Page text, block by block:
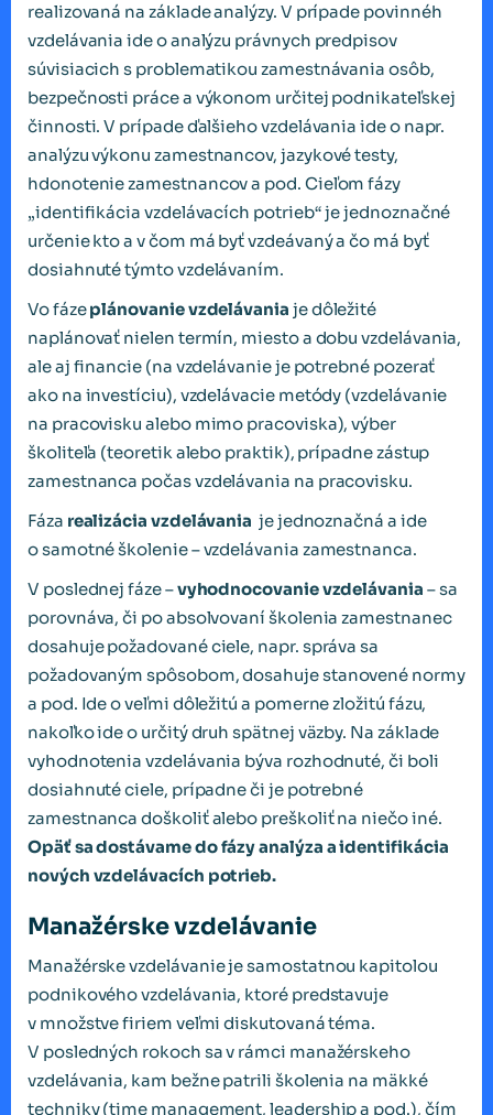
realizovaná na základe analýzy. V prípade povinnéh
vzdelávania ide o analýzu právnych predpisov
súvisiacich s problematikou zamestnávania osôb,
bezpečnosti práce a výkonom určitej podnikateľskej
činnosti. V prípade ďalšieho vzdelávania ide o napr.
analýzu výkonu zamestnancov, jazykové testy,
hdonotenie zamestnancov a pod. Cieľom fázy
„identifikácia vzdelávacích potrieb“ je jednoznačné
určenie kto a v čom má byť vzdeávaný a čo má byť
dosiahnuté týmto vzdelávaním.
Vo fázeplánovanie vzdelávania je dôležité
naplánovať nielen termín, miesto a dobu vzdelávania,
ale aj financie (na vzdelávanie je potrebné pozerať
ako na investíciu), vzdelávacie metódy (vzdelávanie
na pracovisku alebo mimo pracoviska), výber
školiteľa (teoretik alebo praktik), prípadne zástup
zamestnanca počas vzdelávania na pracovisku.
Fáza realizácia vzdelávania je jednoznačná a ide
o samotné školenie – vzdelávania zamestnanca.
V poslednej fáze –vyhodnocovanie vzdelávania – sa
porovnáva, či po absolvovaní školenia zamestnanec
dosahuje požadované ciele, napr. správa sa
požadovaným spôsobom, dosahuje stanovené normy
a pod. Ide o veľmi dôležitú a pomerne zložitú fázu,
nakoľko ide o určitý druh spätnej väzby. Na základe
vyhodnotenia vzdelávania býva rozhodnuté, či boli
dosiahnuté ciele, prípadne či je potrebné
zamestnanca doškoliť alebo preškoliť na niečo iné.
Opäť sa dostávame do fázy analýza a identifikácia
nových vzdelávacích potrieb.
Manažérske vzdelávanie
Manažérske vzdelávanie je samostatnou kapitolou
podnikového vzdelávania, ktoré predstavuje
v množstve firiem veľmi diskutovaná téma.
V posledných rokoch sa v rámci manažérskeho
vzdelávania, kam bežne patrili školenia na mäkké
techniky (time management, leadership a pod.), čím